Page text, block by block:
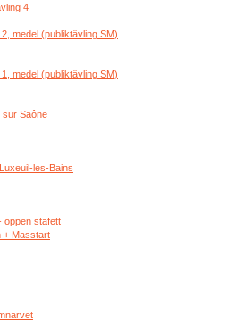
4
medel (publiktävling SM)
medel (publiktävling SM)
sur Saône
les-Bains
öppen stafett
+ Masstart